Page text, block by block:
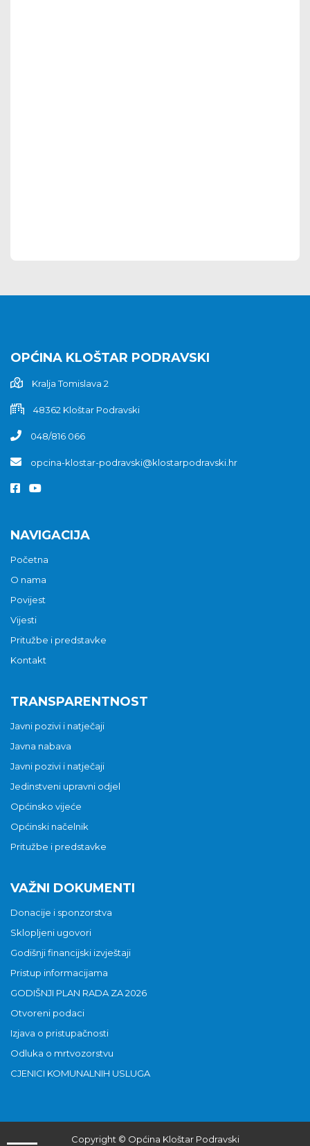
OPĆINA KLOŠTAR PODRAVSKI
Kralja Tomislava 2
48362 Kloštar Podravski
048/816 066
opcina-klostar-podravski@klostarpodravski.hr
NAVIGACIJA
Početna
O nama
Povijest
Vijesti
Pritužbe i predstavke
Kontakt
TRANSPARENTNOST
Javni pozivi i natječaji
Javna nabava
Javni pozivi i natječaji
Jedinstveni upravni odjel
Općinsko vijeće
Općinski načelnik
Pritužbe i predstavke
VAŽNI DOKUMENTI
Donacije i sponzorstva
Sklopljeni ugovori
Godišnji financijski izvještaji
Pristup informacijama
GODIŠNJI PLAN RADA ZA 2026
Otvoreni podaci
Izjava o pristupačnosti
Odluka o mrtvozorstvu
CJENICI KOMUNALNIH USLUGA
Copyright © Općina Kloštar Podravski